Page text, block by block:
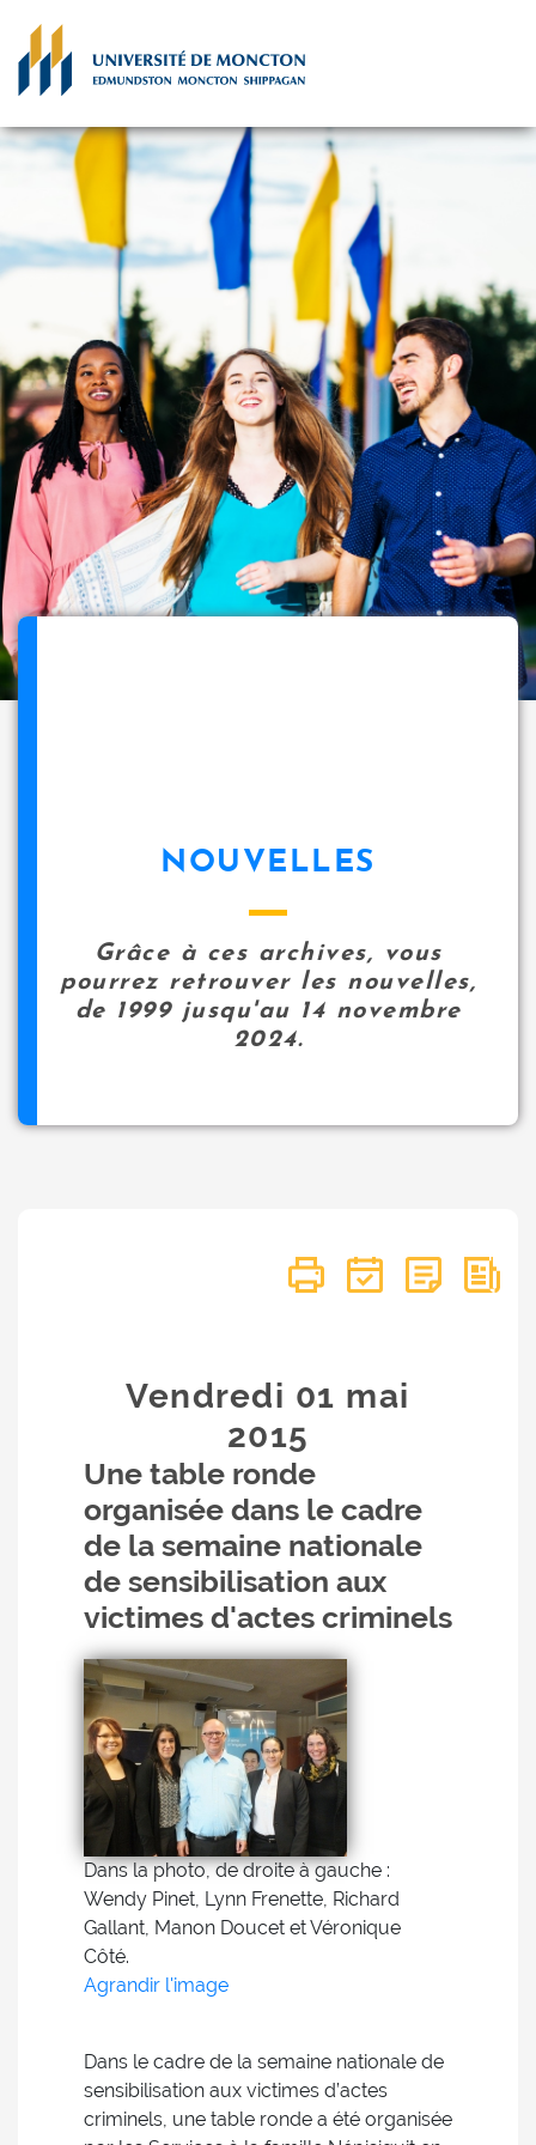
NOUVELLES
Grâce à ces archives, vous
pourrez retrouver les nouvelles,
de 1999 jusqu'au 14 novembre
2024.
Vendredi 01 mai
2015
Une table ronde
organisée dans le cadre
de la semaine nationale
de sensibilisation aux
victimes d'actes criminels
Dans la photo, de droite à gauche :
Wendy Pinet, Lynn Frenette, Richard
Gallant, Manon Doucet et Véronique
Côté.
Agrandir l'image
Dans le cadre de la semaine nationale de
sensibilisation aux victimes d’actes
criminels, une table ronde a été organisée